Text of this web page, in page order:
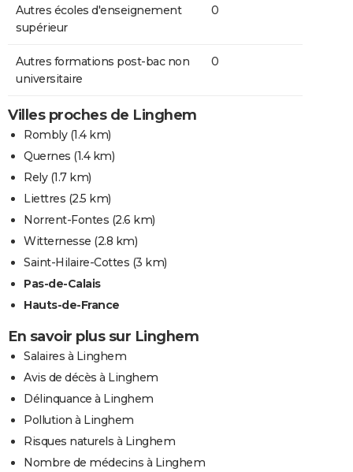
Autres écoles d'enseignement
supérieur
0
Autres formations post-bac non
universitaire
0
Villes proches de Linghem
Rombly(1.4 km)
Quernes (1.4 km)
Rely(1.7 km)
Liettres (2.5 km)
Norrent-Fontes (2.6 km)
Witternesse (2.8 km)
Saint-Hilaire-Cottes (3 km)
Pas-de-Calais
Hauts-de-France
En savoir plus sur Linghem
Salaires à Linghem
Avis de décès à Linghem
Délinquance à Linghem
Pollution à Linghem
Risques naturels à Linghem
Nombre de médecins à Linghem